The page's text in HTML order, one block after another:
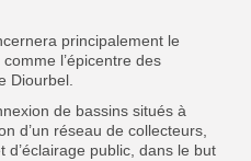
principalement le
l’épicentre des
Diourbel.
de bassins situés à
d’un réseau de collecteurs,
public, dans le but